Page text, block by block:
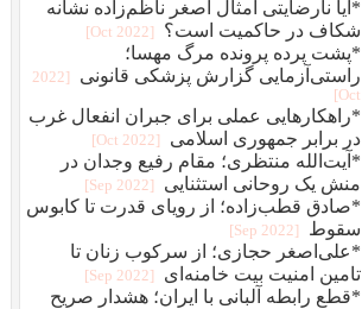
*آیا نارضایتی امثال اصغر ناظم‌زاده نشانه
شکاف در حاکمیت است؟
[2022 Oct]
*پشت پرده پرونده مرگ مهسا؛
راستی‌آزمایی گزارش پزشکی قانونی
[2022
Oct]
*راهکارهایی عملی برای جبران انفعال غرب
در برابر جمهوری اسلامی
[2022 Oct]
*آیت‌الله منتظری؛ مقام رفیع وجدان در
منش یک روحانی استثنایی
[2022 Sep]
*صادق قطب‌زاده؛ از رویای قدرت تا کابوس
سقوط
[2022 Sep]
*علی‌اصغر حجازی؛ از سرکوب زنان تا
تامین امنیت بیت خامنه‌ای
[2022 Sep]
*قطع رابطه آلبانی با ایران؛ هشدار صریح